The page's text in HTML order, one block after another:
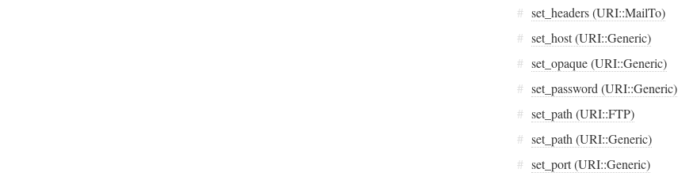
# set_headers (URI::MailTo)
# set_host (URI::Generic)
# set_opaque (URI::Generic)
# set_password (URI::Generic)
# set_path (URI::FTP)
# set_path (URI::Generic)
# set_port (URI::Generic)